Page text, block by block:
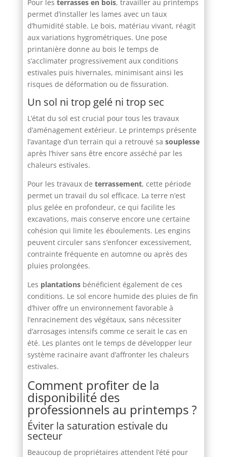
Pour les terrasses en bois, travailler au printemps
permet d’installer les lames avec un taux
d’humidité stable. Le bois, matériau vivant, réagit
aux variations hygrométriques. Une pose
printanière donne au bois le temps de
s’acclimater progressivement aux conditions
estivales puis hivernales, minimisant ainsi les
risques de déformation ou de fissuration.
Un sol ni trop gelé ni trop sec
L’état du sol est crucial pour tous les travaux
d’aménagement extérieur. Le printemps présente
l’avantage d’un terrain qui a retrouvé sa souplesse
après l’hiver sans être encore asséché par les
chaleurs estivales.
Pour les travaux de terrassement, cette période
permet un travail du sol efficace. La terre n’est
plus gelée en profondeur, ce qui facilite les
excavations, mais conserve encore une certaine
cohésion qui limite les éboulements. Les engins
peuvent circuler sans s’enfoncer excessivement,
contrainte fréquente en automne ou après des
pluies prolongées.
Les plantationsbénéficient également de ces
conditions. Le sol encore humide des pluies de fin
d’hiver offre un environnement favorable à
l’enracinement des végétaux, sans nécessiter
d’arrosages intensifs comme ce serait le cas en
été. Les plantes ont le temps de développer leur
système racinaire avant d’affronter les chaleurs
estivales.
Comment profiter de la
disponibilité des
professionnels au printemps ?
Éviter la saturation estivale du
secteur
Beaucoup de propriétaires attendent l’été pour